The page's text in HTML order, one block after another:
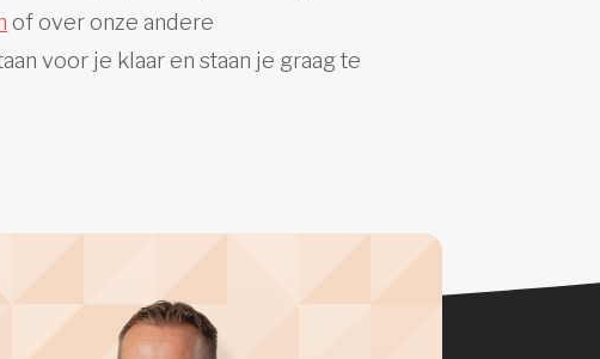
of over onze andere
voor je klaar en staan je graag te